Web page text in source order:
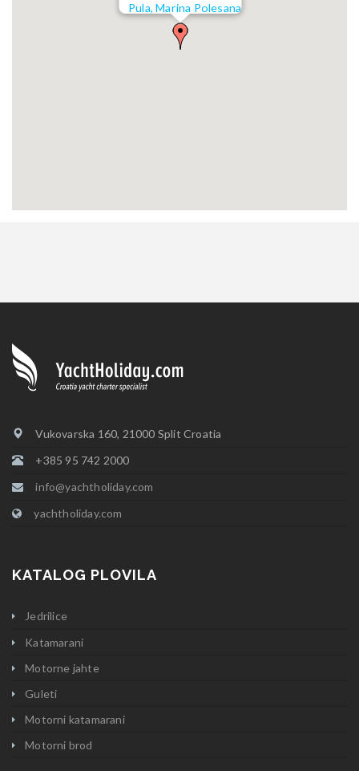
Pula, Marina Polesana
Vukovarska 160, 21000 Split Croatia
+385 95 742 2000
info@yachtholiday.com
yachtholiday.com
KATALOG PLOVILA
Jedrilice
Katamarani
Motorne jahte
Guleti
Motorni katamarani
Motorni brod